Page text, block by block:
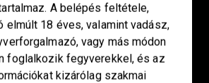
engedély szám:
2025F
szám:
A belépés feltétele,
elmúlt 18 éves, valamint vadász,
vagy más módon
foglalkozik fegyverekkel, és az
kizárólag szakmai